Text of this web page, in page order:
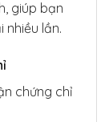
giúp bạn
nhiều lần.
chứng chỉ